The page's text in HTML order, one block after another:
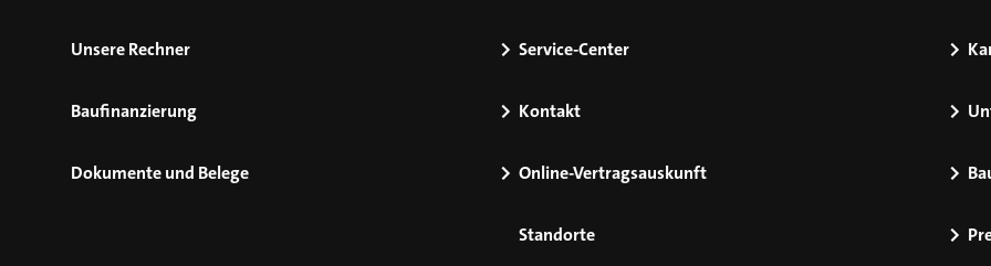
Unsere Rechner
Baufinanzierung
Dokumente und Belege
Service-Center
Kontakt
Online-Vertragsauskunft
Standorte